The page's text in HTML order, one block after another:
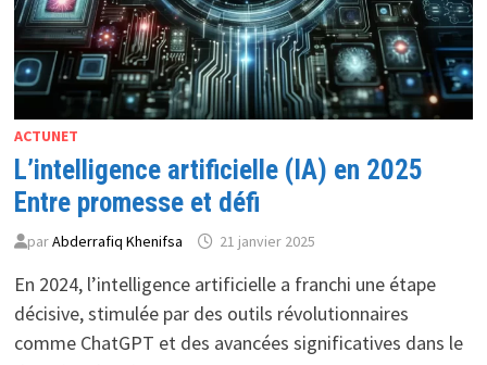
ACTUNET
L’intelligence artificielle (IA) en 2025
Entre promesse et défi
parAbderrafiq Khenifsa 21 janvier 2025
En 2024, l’intelligence artificielle a franchi une étape
décisive, stimulée par des outils révolutionnaires
comme ChatGPT et des avancées significatives dans le